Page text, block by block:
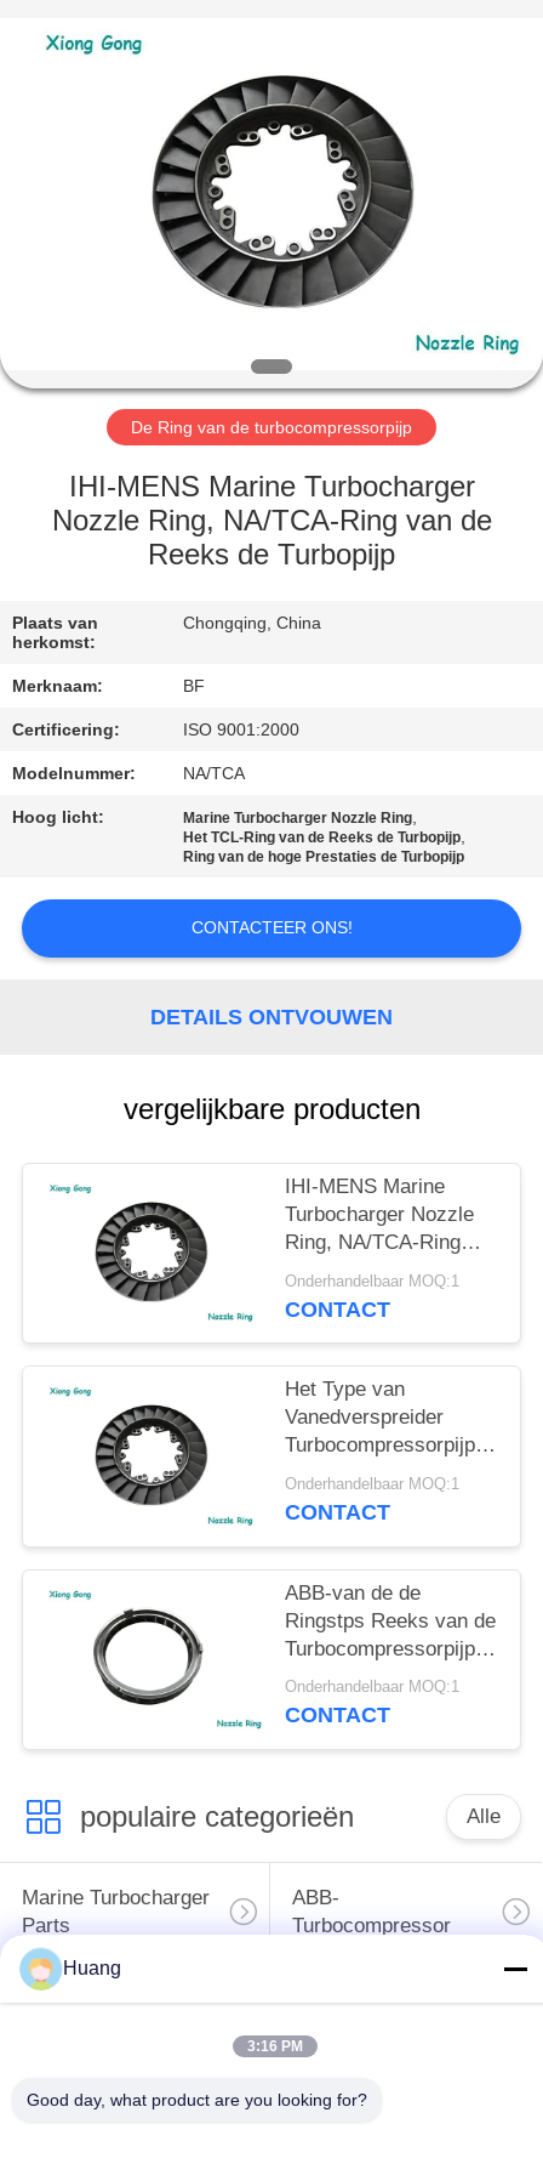
PRODUCTEN
ONGEVEER
FABRIEKSREIS
KWALITEITSCONTROLE
CONTACTEER
SITEMAP
PRIVACY
Electrical
De Ring van de turbocompressorpijp
IHI-MENS Marine Turbocharger
Nozzle Ring, NA/TCA-Ring van de
Reeks de Turbopijp
Plaats van
herkomst:
Chongqing, China
Merknaam: BF
Certificering: ISO 9001:2000
Modelnummer: NA/TCA
Hoog licht: Marine Turbocharger Nozzle Ring,
Het TCL-Ring van de Reeks de Turbopijp,
Ring van de hoge Prestaties de Turbopijp
CONTACTEER ONS!
DETAILS ONTVOUWEN
vergelijkbare producten
IHI-MENS Marine
Turbocharger Nozzle
Ring, NA/TCA-Ring
van de Reeks de
Turbopijp
Onderhandelbaar MOQ:1
CONTACT
Het Type van
Vanedverspreider
Turbocompressorpijp
Ring For ABB VTC
VTC214 VTC254
Onderhandelbaar MOQ:1
CONTACT
ABB-van de de
Ringstps Reeks van de
Turbocompressorpijp
de Ring van de de
Turbinepijp
Onderhandelbaar MOQ:1
CONTACT
populaire categorieën Alle
Marine Turbocharger
Parts
ABB-
Turbocompressor
MENSENturbocompressor
Mitsubishi
Turbocompressor
Huang
3:16 PM
Good day, what product are you looking for?